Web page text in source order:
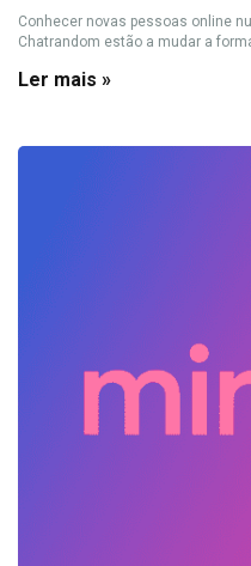
Conhecer novas pessoas online
Chatrandom estão a mudar a
Ler mais »